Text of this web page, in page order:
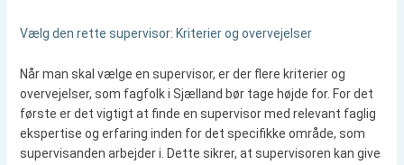
Vælg den rette supervisor: Kriterier og overvejelser
Når man skal vælge en supervisor, er der flere kriterier og
overvejelser, som fagfolk i Sjælland bør tage højde for. For det
første er det vigtigt at finde en supervisor med relevant faglig
ekspertise og erfaring inden for det specifikke område, som
supervisanden arbejder i. Dette sikrer, at supervisoren kan give